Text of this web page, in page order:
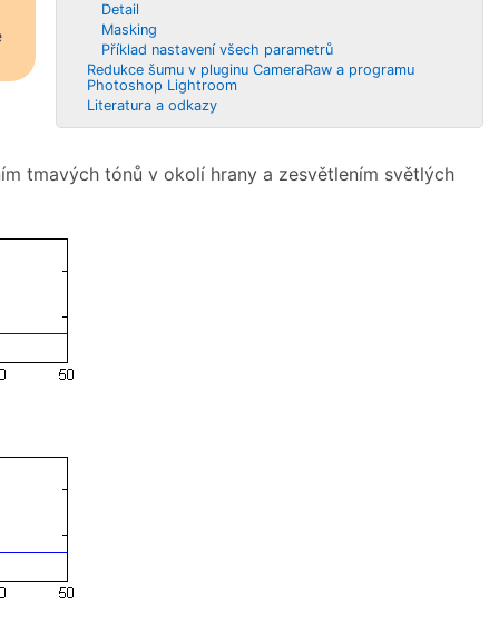
Detail
Masking
Příklad nastavení všech parametrů
Redukce šumu v pluginu CameraRaw a programu
Photoshop Lightroom
Literatura a odkazy
tmavých tónů v okolí hrany a zesvětlením světlých